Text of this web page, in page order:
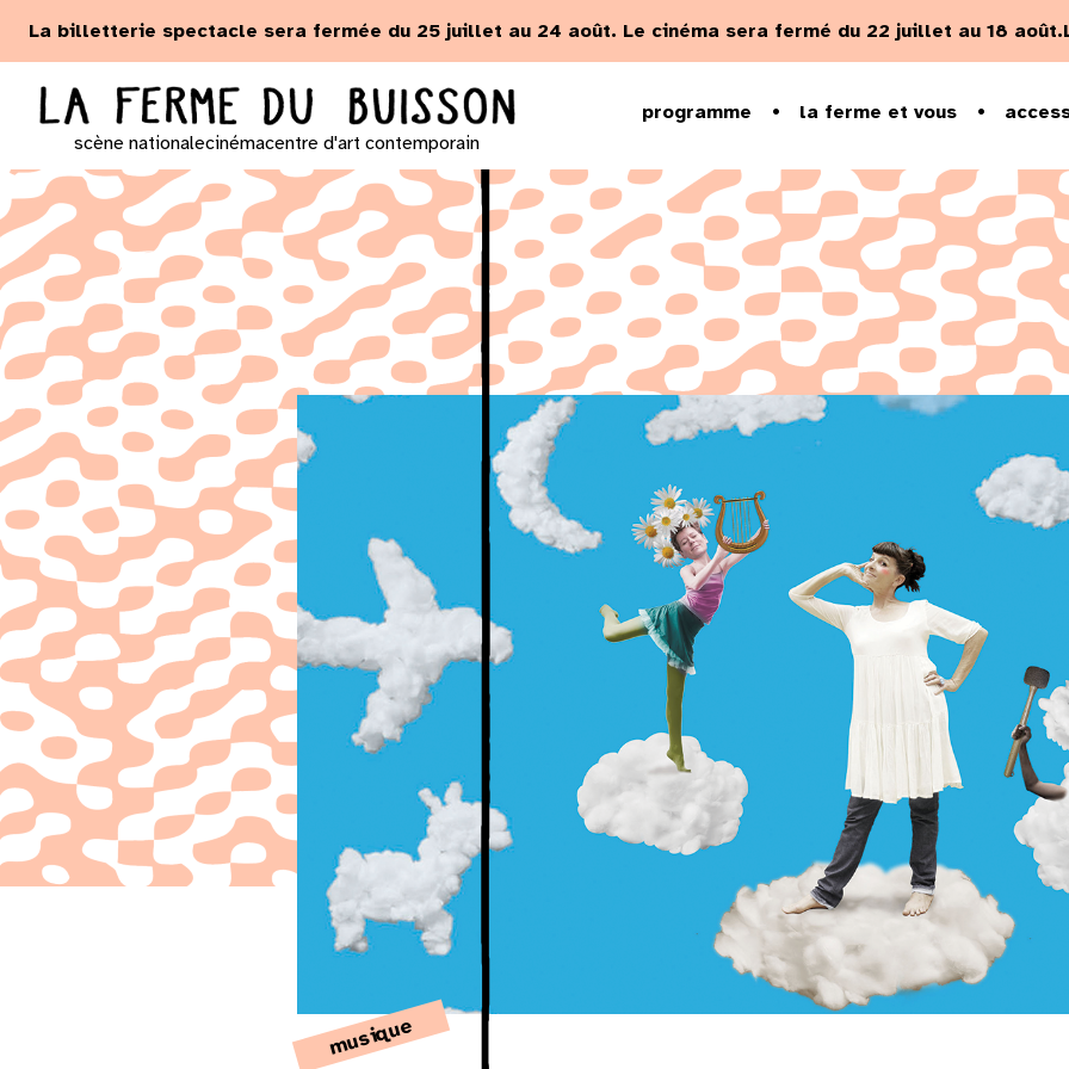
La billetterie spectacle sera fermée du 25 juillet au 24 août. Le cinéma sera fermé du 22 juillet au 18 août.
scène nationalecinémacentre d'art contemporain
programme la ferme et vous
musique